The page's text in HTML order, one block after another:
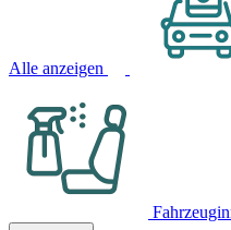
Alle anzeigen